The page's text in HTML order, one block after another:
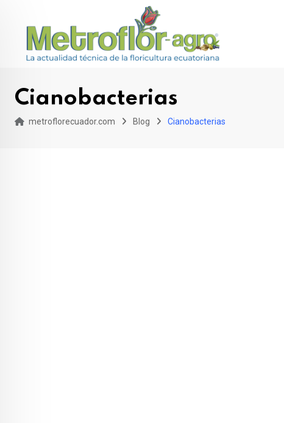
Cianobacterias
metroflorecuador.com Blog Cianobacterias